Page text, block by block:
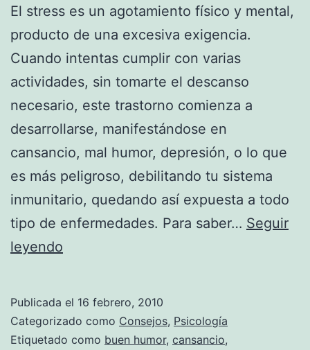
El stress es un agotamiento físico y mental,
producto de una excesiva exigencia.
Cuando intentas cumplir con varias
actividades, sin tomarte el descanso
necesario, este trastorno comienza a
desarrollarse, manifestándose en
cansancio, mal humor, depresión, o lo que
es más peligroso, debilitando tu sistema
inmunitario, quedando así expuesta a todo
tipo de enfermedades. Para saber… Seguir
leyendo
necesitas
vacaciones
Publicada el 16 febrero, 2010
Categorizado como Consejos, Psicología
Etiquetado como buen humor, cansancio,